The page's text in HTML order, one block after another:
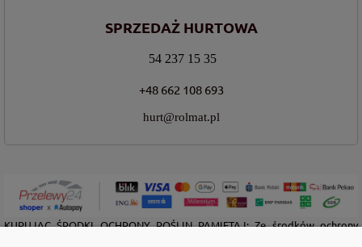
SPRZEDAŻ HURTOWA
54 237 15 35
+48 662 108 693
hurt@rolmat.pl
KUPUJĄC ŚRODKI OCHRONY ROŚLIN PAMIĘTAJ: Ze środków ochrony